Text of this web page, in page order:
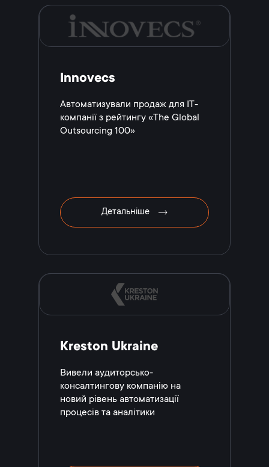
Innovecs
Автоматизували продаж для IT-
компанії з рейтингу «The Global
Outsourcing 100»
Детальніше
Kreston Ukraine
Вивели аудиторсько-
консалтингову компанію на
новий рівень автоматизації
процесів та аналітики